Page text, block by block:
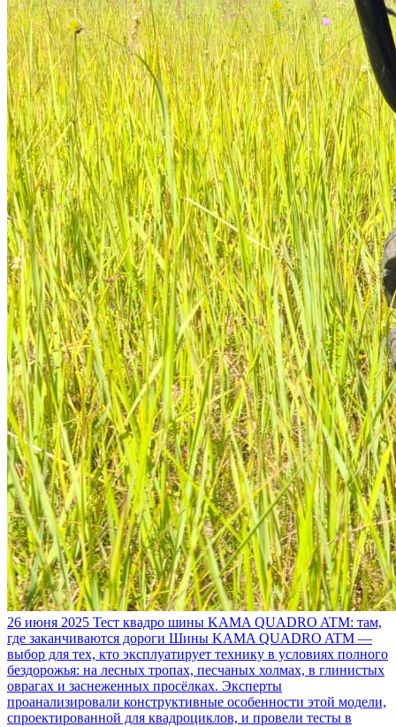
26 июня 2025 Тест квадро шины KAMA QUADRO ATM: там,
где заканчиваются дороги Шины KAMA QUADRO ATM —
выбор для тех, кто эксплуатирует технику в условиях полного
бездорожья: на лесных тропах, песчаных холмах, в глинистых
оврагах и заснеженных просёлках. Эксперты
проанализировали конструктивные особенности этой модели,
спроектированной для квадроциклов, и провели тесты в